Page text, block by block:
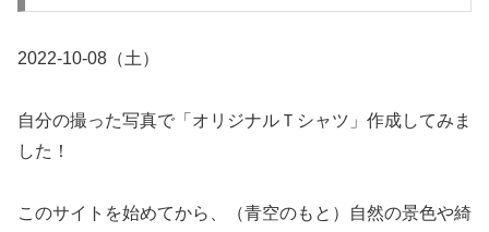
2022-10-08（土）
自分の撮った写真で「オリジナルＴシャツ」作成してみま
した！
このサイトを始めてから、（青空のもと）自然の景色や綺